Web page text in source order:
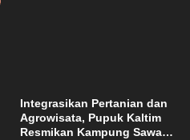
Integrasikan Pertanian dan
Agrowisata, Pupuk Kaltim
Resmikan Kampung Sawah